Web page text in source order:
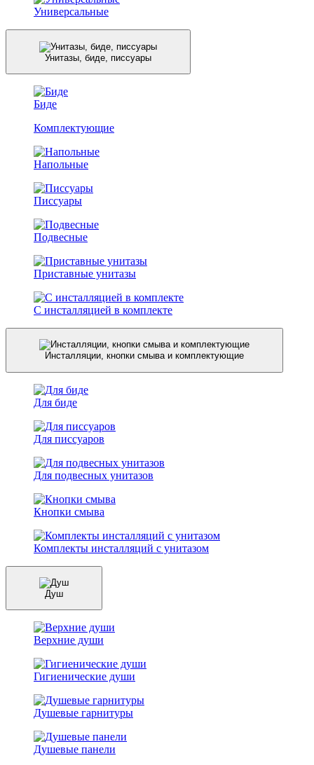
Универсальные
Унитазы, биде, писсуары
Биде
Комплектующие
Напольные
Писсуары
Подвесные
Приставные унитазы
С инсталляцией в комплекте
Инсталляции, кнопки смыва и комплектующие
Для биде
Для писсуаров
Для подвесных унитазов
Кнопки смыва
Комплекты инсталляций с унитазом
Душ
Верхние души
Гигиенические души
Душевые гарнитуры
Душевые панели